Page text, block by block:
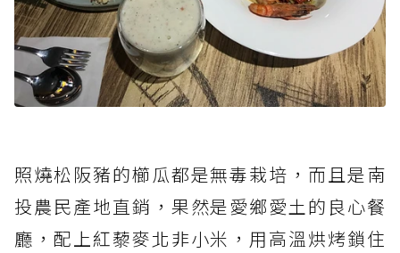
照燒松阪豬的櫛瓜都是無毒栽培，而且是南
投農民產地直銷，果然是愛鄉愛土的良心餐
廳，配上紅藜麥北非小米，用高溫烘烤鎖住